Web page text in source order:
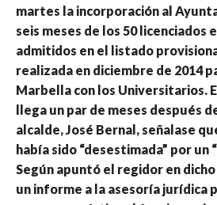
martes la incorporación al
seis meses de los 50 licenciados
admitidos en el listado
realizada en diciembre de 2014
Marbella con los Universitarios.
llega un par de meses después
alcalde, José Bernal, señalase
había sido “desestimada” por un
Según apuntó el regidor en
un informe a la asesoría jurídica